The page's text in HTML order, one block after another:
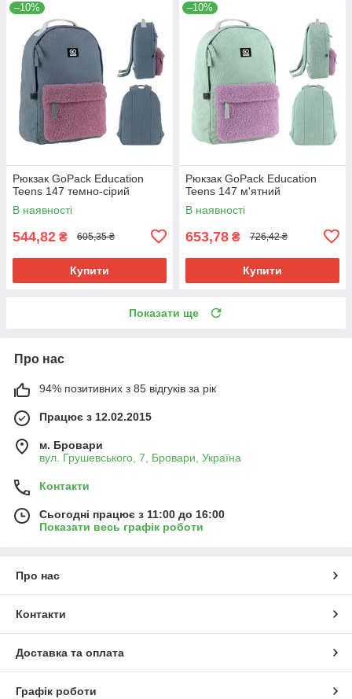
–10%
Рюкзак GoPack Education
Teens 147 темно-сірий
В наявності
544,82 ₴ 605,35 ₴
Купити
–10%
Рюкзак GoPack Education
Teens 147 м'ятний
В наявності
653,78 ₴ 726,42 ₴
Купити
Показати ще
Про нас
94% позитивних з 85 відгуків за рік
Працює з 12.02.2015
м. Бровари
вул. Грушевського, 7, Бровари, Україна
Контакти
Сьогодні працює з 11:00 до 16:00
Показати весь графік роботи
Про нас
Контакти
Доставка та оплата
Графік роботи